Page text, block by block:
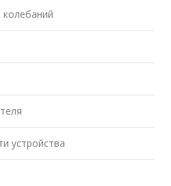
колебаний
устройства